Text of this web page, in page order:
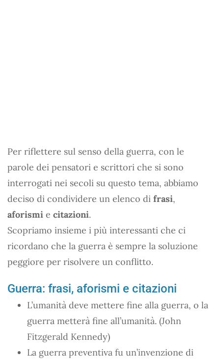
Per riflettere sul senso della guerra, con le
parole dei pensatori e scrittori che si sono
interrogati nei secoli su questo tema, abbiamo
deciso di condividere un elenco di frasi,
aforismi e citazioni.
Scopriamo insieme i più interessanti che ci
ricordano che la guerra è sempre la soluzione
peggiore per risolvere un conflitto.
Guerra: frasi, aforismi e citazioni
L’umanità deve mettere fine alla guerra, o la
guerra metterà fine all’umanità. (John
Fitzgerald Kennedy)
La guerra preventiva fu un’invenzione di